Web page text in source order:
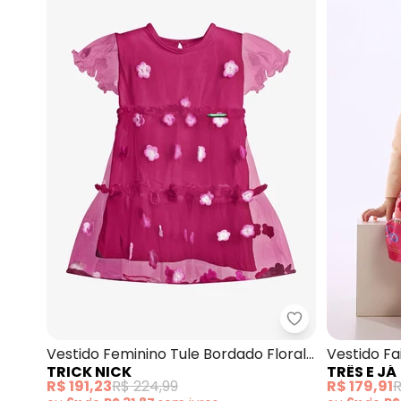
Trick Nick -
Vestido Feminino Tule Bordado Floral
(Rosa)
TRICK NICK
R$ 191,23R$ 224,99
Vestido
TRÊS E JÁ
R$ 179,91